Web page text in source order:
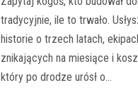
tradycyjnie, ile to trwało.
historie o trzech latach,
znikających na miesiące i
który po drodze urósł o…